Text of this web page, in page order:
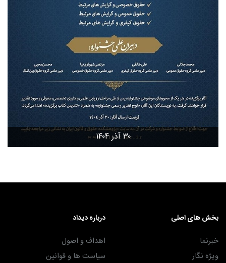
۳۰ آذر ۱۴۰۴
بخش های اصلی
خبرنما
ویژه نگار
درباره دیداد
اهداف و اصول
سیاست ها و قوانین